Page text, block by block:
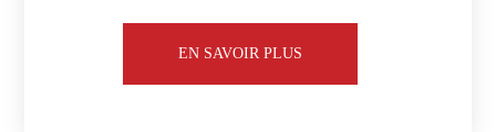
EN SAVOIR PLUS